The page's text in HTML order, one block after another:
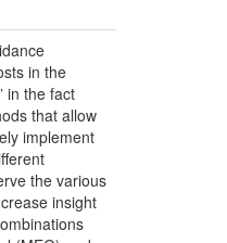
in the
in the fact
that allow
implement
the various
insight